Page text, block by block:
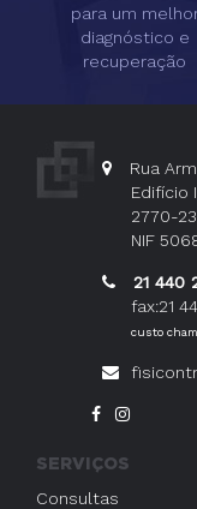
para um
diagnóstico e
recuperação
Rua
Edifício
2770-
NIF
21 440
fax:21
custo
SERVIÇOS
Consultas